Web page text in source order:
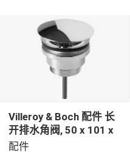
Villeroy & Boch 配件 长
开排水角阀, 50 x 101 x
45 mm, 镀铬
配件